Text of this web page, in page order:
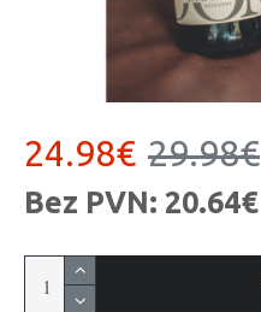
24.98€ 29.98€
Bez PVN: 20.64€